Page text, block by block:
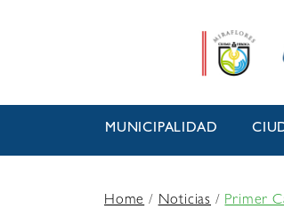
MUNICIPALIDAD
Home/Noticias /Primer